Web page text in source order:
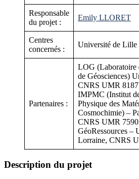
Responsable
du projet :
Emily LLORET
Centres
concernés :
Université de Lille
Partenaires :
LOG (Laboratoire
de Géosciences)
CNRS UMR 8187
IMPMC (Institut
Physique des
Cosmochimie) –
CNRS UMR 7590
GéoRessources –
Lorraine, CNRS
Description du projet